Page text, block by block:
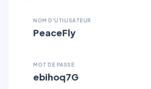
NOM D'UTILISATEUR
PeaceFly
MOT DE PASSE
ebihoq7G